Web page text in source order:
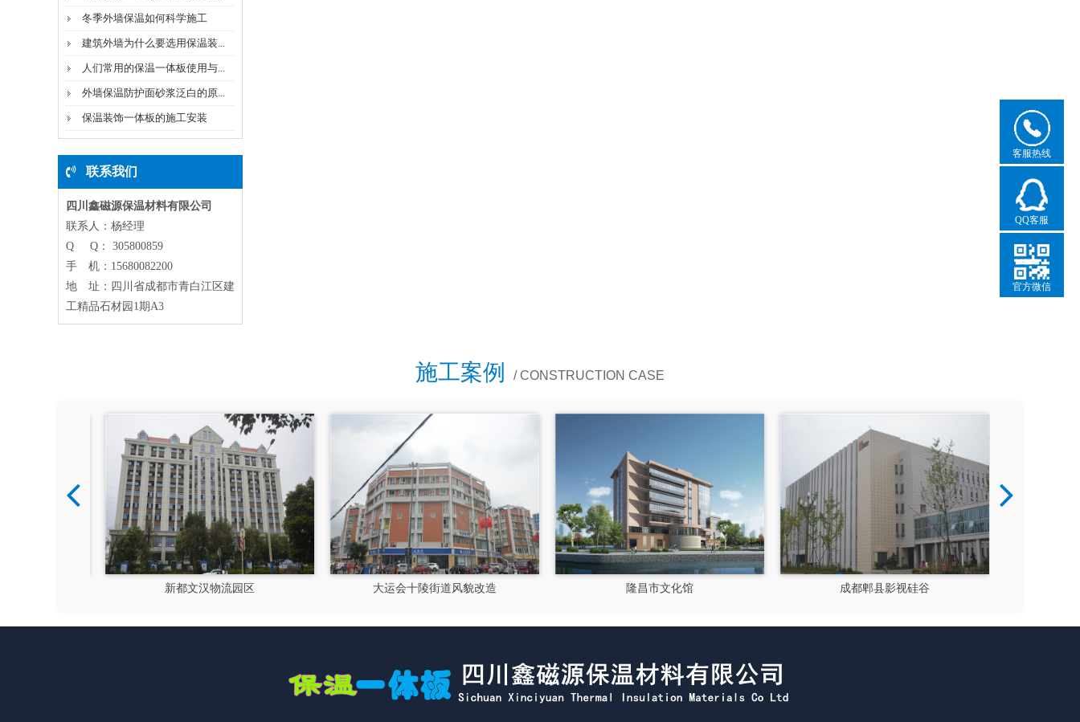
冬季外墙保温如何科学施工
建筑外墙为什么要选用保温装...
人们常用的保温一体板使用与...
外墙保温防护面砂浆泛白的原...
保温装饰一体板的施工安装
联系我们
四川鑫磁源保温材料有限公司
联系人：杨经理
Q Q： 305800859
手 机：15680082200
地 址：四川省成都市青白江区建
工精品石材园1期A3
施工案例 / CONSTRUCTION CASE
新都文汉物流园区 大运会十陵街道风貌改造 隆昌市文化馆 成都郫县影视硅谷
客服热线
QQ客服
官方微信